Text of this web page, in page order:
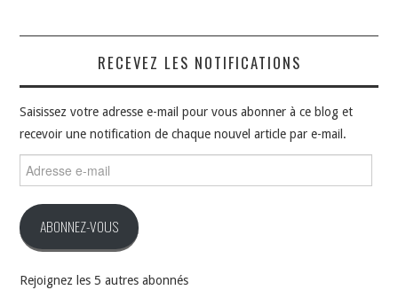
RECEVEZ LES NOTIFICATIONS
Saisissez votre adresse e-mail pour vous abonner à ce blog et
recevoir une notification de chaque nouvel article par e-mail.
e-
ABONNEZ-VOUS
Rejoignez les 5 autres abonnés